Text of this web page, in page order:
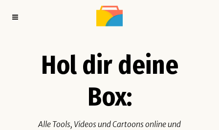
Hol dir deine
Box:
Alle Tools, Videos und Cartoons online und